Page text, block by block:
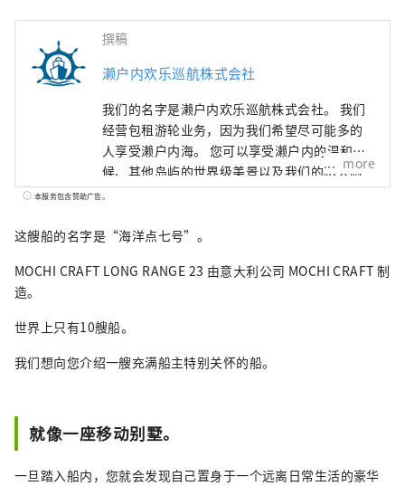
撰稿
濑户内欢乐巡航株式会社
我们的名字是濑户内欢乐巡航株式会社。 我们
经营包租游轮业务，因为我们希望尽可能多的
人享受濑户内海。 您可以享受濑户内的温和气
候、其他岛屿的世界级美景以及我们的私人厨
师在专为您准备的特殊空间中烹制的餐点。 我
more
本服务包含赞助广告。
这艘船的名字是“海洋点七号”。
MOCHI CRAFT LONG RANGE 23 由意大利公司 MOCHI CRAFT 制
造。
世界上只有10艘船。
我们想向您介绍一艘充满船主特别关怀的船。
就像一座移动别墅。
一旦踏入船内，您就会发现自己置身于一个远离日常生活的豪华